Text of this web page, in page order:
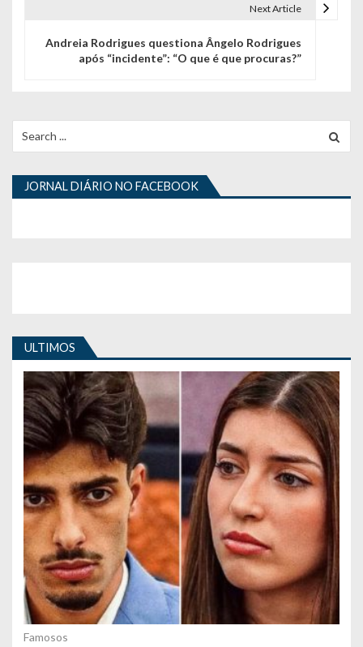
ã
o
d
i
g
o
s
Next Article
Andreia Rodrigues questiona Ângelo Rodrigues
após “incidente”: “O que é que procuras?”
for:
JORNAL DIÁRIO NO FACEBOOK
ULTIMOS
Famosos